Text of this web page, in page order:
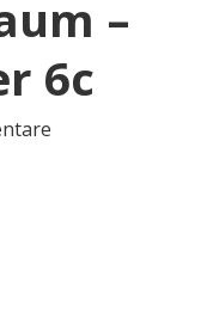
–
6c